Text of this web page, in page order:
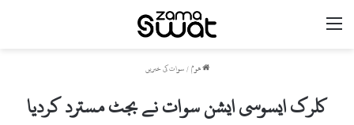
مینو
ھوم / سوات کی خبریں
کلرک ایسوسی ایشن سوات نے بجٹ مسترد کردیا